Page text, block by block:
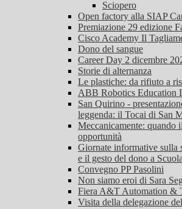
Sciopero
Open factory alla SIAP
Premiazione 29 edizione
Cisco Academy Il
Dono del sangue
Career Day 2 dicembre
Storie di alternanza
Le plastiche: da rifiuto a
ABB Robotics Education
San Quirino -
leggenda: il Tocai di San
Meccanicamente: quando
opportunità
Giornate informative sulla
e il gesto del dono a Scuola
Convegno PP Pasolini
Non siamo eroi di Sara
Fiera A&T Automation &
Visita della delegazione